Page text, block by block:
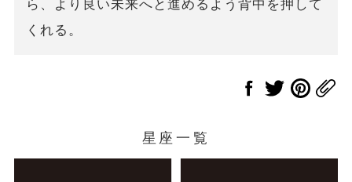
ら、より良い未来へと進めるよう背中を押して
くれる。
星座一覧